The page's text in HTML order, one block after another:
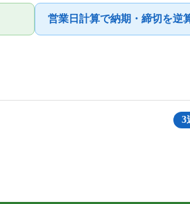
営業日計算で納期・締切を逆
3